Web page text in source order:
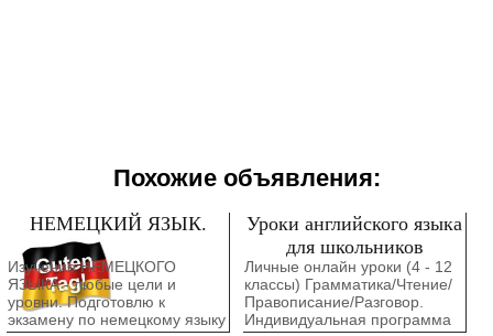
Похожие объявления:
НЕМЕЦКИЙ ЯЗЫК.
Изучение НЕМЕЦКОГО
ЯЗЫКА - любые цели и
уровни. Подготовлю к
экзамену по немецкому языку
Уроки английского языка
для школьников
Личные онлайн уроки (4 - 12
классы) Грамматика/Чтение/
Правописание/Разговор.
Индивидуальная программа